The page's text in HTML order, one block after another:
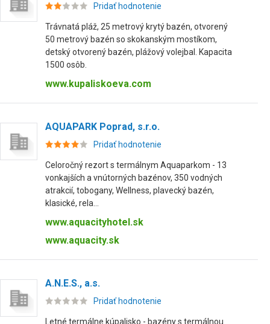
Pridať hodnotenie
Trávnatá pláž, 25 metrový krytý bazén, otvorený
50 metrový bazén so skokanským mostíkom,
detský otvorený bazén, plážový volejbal. Kapacita
1500 osôb.
www.kupaliskoeva.com
AQUAPARK Poprad, s.r.o.
Pridať hodnotenie
Celoročný rezort s termálnym Aquaparkom - 13
vonkajších a vnútorných bazénov, 350 vodných
atrakcií, tobogany, Wellness, plavecký bazén,
klasické, rela...
www.aquacityhotel.sk
www.aquacity.sk
A.N.E.S., a.s.
Pridať hodnotenie
Letné termálne kúpalisko - bazény s termálnou